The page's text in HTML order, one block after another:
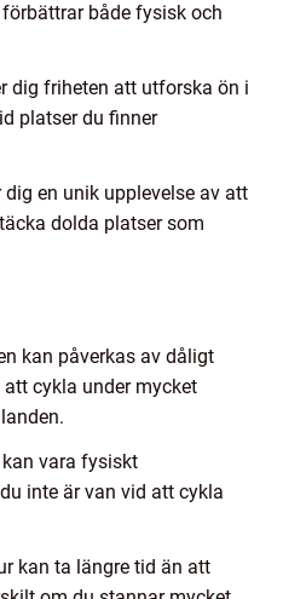
både fysisk och
dig friheten att utforska ön i
platser du finner
en unik upplevelse av att
dolda platser som
kan påverkas av dåligt
cykla under mycket
vara fysiskt
inte är van vid att cykla
kan ta längre tid än att